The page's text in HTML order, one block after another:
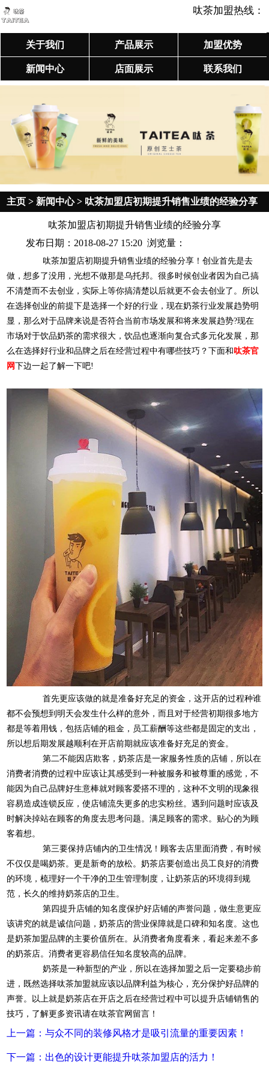
呔茶加盟热线：
关于我们 产品展示 加盟优势
新闻中心 店面展示 联系我们
主页 > 新闻中心> 呔茶加盟店初期提升销售业绩的经验分享
呔茶加盟店初期提升销售业绩的经验分享
发布日期：2018-08-27 15:20 浏览量：
呔茶加盟店初期提升销售业绩的经验分享！创业首先是去
做，想多了没用，光想不做那是乌托邦。很多时候创业者因为自己搞
不清楚而不去创业，实际上等你搞清楚以后就更不会去创业了。所以
在选择创业的前提下是选择一个好的行业，现在奶茶行业发展趋势明
显，那么对于品牌来说是否符合当前市场发展和将来发展趋势?现在
市场对于饮品奶茶的需求很大，饮品也逐渐向复合式多元化发展，那
么在选择好行业和品牌之后在经营过程中有哪些技巧？下面和 呔茶官
网下边一起了解一下吧!
首先更应该做的就是准备好充足的资金，这开店的过程种谁
都不会预想到明天会发生什么样的意外，而且对于经营初期很多地方
都是等着用钱，包括店铺的租金，员工薪酬等这些都是固定的支出，
所以想后期发展越顺利在开店前期就应该准备好充足的资金。
第二不能因店欺客，奶茶店是一家服务性质的店铺，所以在
消费者消费的过程中应该让其感受到一种被服务和被尊重的感觉，不
能因为自己品牌好生意棒就对顾客爱搭不理的，这种不文明的现象很
容易造成连锁反应，使店铺流失更多的忠实粉丝。遇到问题时应该及
时解决掉站在顾客的角度去思考问题。满足顾客的需求。贴心的为顾
客着想。
第三要保持店铺内的卫生情况！顾客去店里面消费，有时候
不仅仅是喝奶茶。更是新奇的放松。奶茶店要创造出员工良好的消费
的环境，梳理好一个干净的卫生管理制度，让奶茶店的环境得到规
范，长久的维持奶茶店的卫生。
第四提升店铺的知名度保护好店铺的声誉问题，做生意更应
该讲究的就是诚信问题，奶茶店的营业保障就是口碑和知名度。这也
是奶茶加盟品牌的主要价值所在。从消费者角度看来，看起来差不多
的奶茶店。消费者更容易信任知名度较高的品牌。
奶茶是一种新型的产业，所以在选择加盟之后一定要稳步前
进，既然选择呔茶加盟就应该以品牌利益为核心，充分保护好品牌的
声誉。以上就是奶茶店在开店之后在经营过程中可以提升店铺销售的
技巧，了解更多资讯请在呔茶官网留言！
上一篇：与众不同的装修风格才是吸引流量的重要因素！
下一篇：出色的设计更能提升呔茶加盟店的活力！